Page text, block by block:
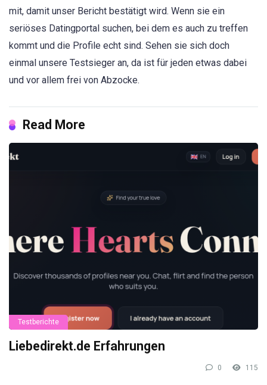
mit, damit unser Bericht bestätigt wird. Wenn sie ein
seriöses Datingportal suchen, bei dem es auch zu treffen
kommt und die Profile echt sind. Sehen sie sich doch
einmal unsere Testsieger an, da ist für jeden etwas dabei
und vor allem frei von Abzocke.
Read More
Testberichte
Liebedirekt.de Erfahrungen
0 115